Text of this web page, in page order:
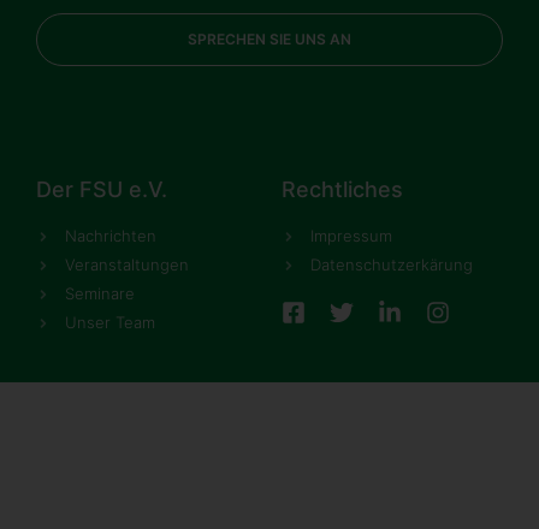
SPRECHEN SIE UNS AN
Der FSU e.V.
Nachrichten
Veranstaltungen
Seminare
Unser Team
Rechtliches
Impressum
Datenschutzerkärung